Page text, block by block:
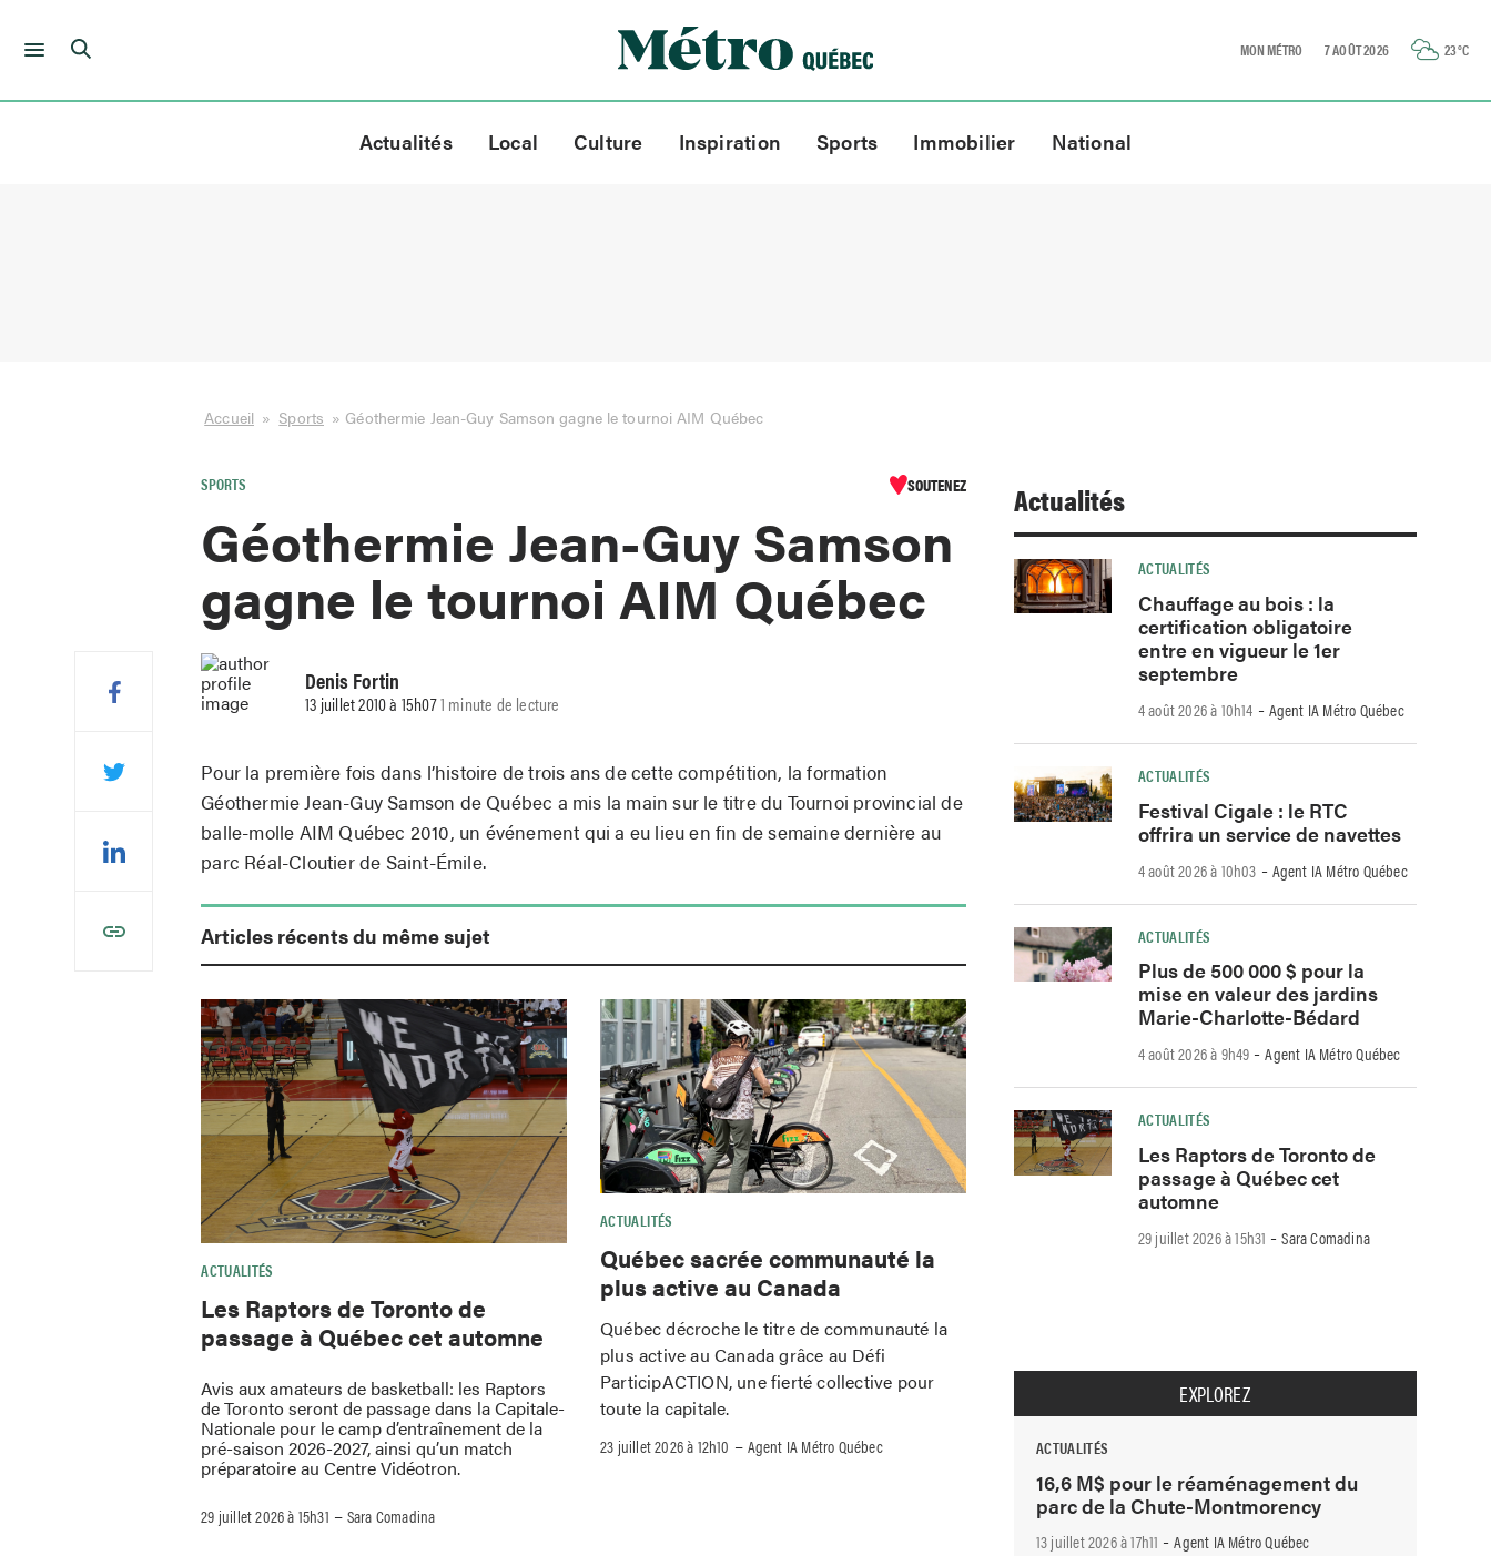
Skip
MON MÉTRO 7 AOÛT 2026 23°C
Actualités Local Culture Inspiration Sports Immobilier National
Accueil » Sports » Géothermie Jean-Guy Samson gagne le tournoi AIM Québec
SPORTS SOUTENEZ
Géothermie Jean-Guy Samson
gagne le tournoi AIM Québec
Denis Fortin
13 juillet 2010 à 15h071 minute de lecture
Pour la première fois dans l’histoire de trois ans de cette compétition, la formation
Géothermie Jean-Guy Samson de Québec a mis la main sur le titre du Tournoi provincial de
balle-molle AIM Québec 2010, un événement qui a eu lieu en fin de semaine dernière au
parc Réal-Cloutier de Saint-Émile.
Articles récents du même sujet
ACTUALITÉS
Les Raptors de Toronto de
passage à Québec cet automne
Avis aux amateurs de basketball: les Raptors
de Toronto seront de passage dans la Capitale-
Nationale pour le camp d’entraînement de la
pré-saison 2026-2027, ainsi qu’un match
préparatoire au Centre Vidéotron.
29 juillet 2026 à 15h31 –Sara Comadina
ACTUALITÉS
Québec sacrée communauté la
plus active au Canada
Québec décroche le titre de communauté la
plus active au Canada grâce au Défi
ParticipACTION, une fierté collective pour
toute la capitale.
23 juillet 2026 à 12h10 –Agent IA Métro Québec
Actualités
ACTUALITÉS
Chauffage au bois : la
certification obligatoire
entre en vigueur le 1er
septembre
4 août 2026 à 10h14 -Agent IA Métro Québec
ACTUALITÉS
Festival Cigale : le RTC
offrira un service de navettes
4 août 2026 à 10h03 -Agent IA Métro Québec
ACTUALITÉS
Plus de 500 000 $ pour la
mise en valeur des jardins
Marie-Charlotte-Bédard
4 août 2026 à 9h49 -Agent IA Métro Québec
ACTUALITÉS
Les Raptors de Toronto de
passage à Québec cet
automne
29 juillet 2026 à 15h31 -Sara Comadina
EXPLOREZ
ACTUALITÉS
16,6 M$ pour le réaménagement du
parc de la Chute-Montmorency
13 juillet 2026 à 17h11 -Agent IA Métro Québec